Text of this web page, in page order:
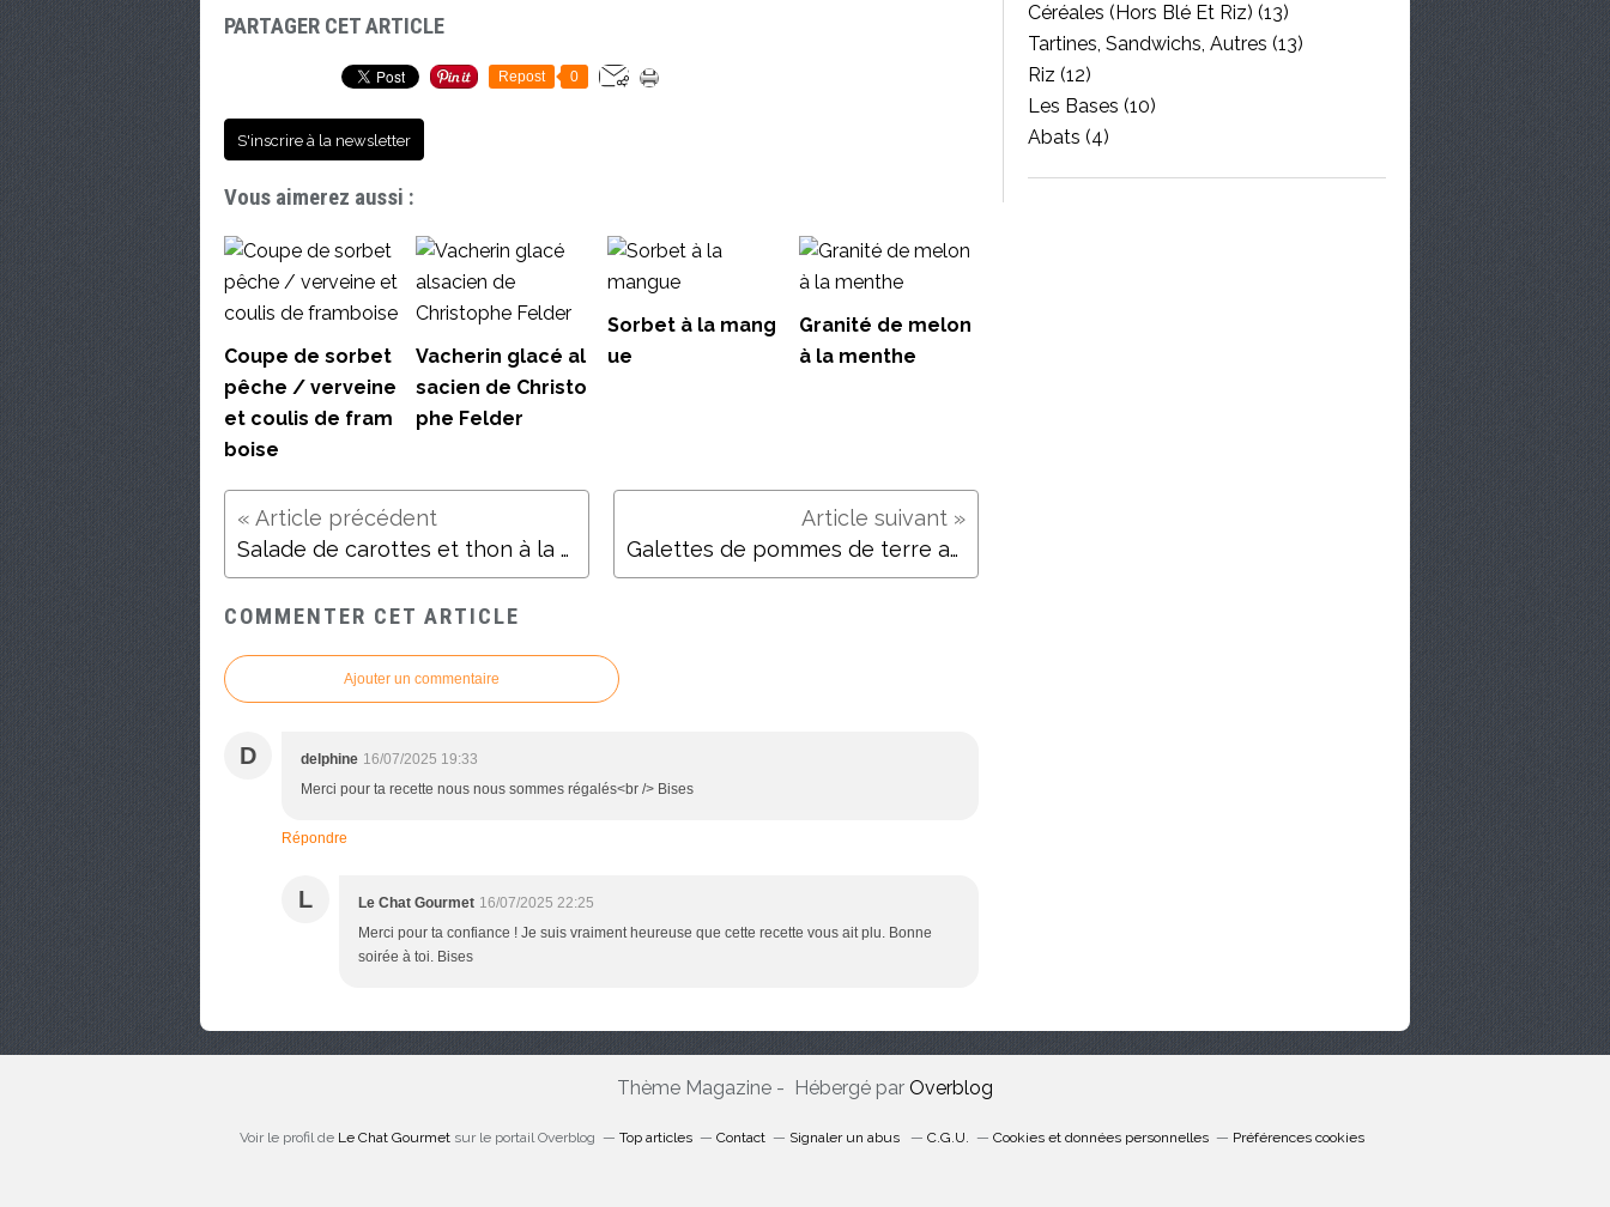
PARTAGER CET ARTICLE
Repost 0
S'inscrire à la newsletter
Vous aimerez aussi :
Coupe de sorbet
pêche / verveine
et coulis de fram
boise
Vacherin glacé al
sacien de Christo
phe Felder
Sorbet à la mang
ue
Granité de melon
à la menthe
Salade de carottes et thon à la tunisienne Galettes de pommes de terre au poisson
COMMENTER CET ARTICLE
Ajouter un commentaire
D delphine 16/07/2025 19:33
Merci pour ta recette nous nous sommes régalés<br /> Bises
Répondre
L Le Chat Gourmet 16/07/2025 22:25
Merci pour ta confiance ! Je suis vraiment heureuse que cette recette vous ait plu. Bonne
soirée à toi. Bises
Céréales (hors Blé Et Riz) (13)
Tartines, Sandwichs, Autres (13)
Riz (12)
Les Bases (10)
Abats (4)
Thème Magazine - Hébergé par Overblog
Voir le profil de Le Chat Gourmetsur le portail Overblog Top articles Contact Signaler un abus C.G.U. Cookies et données personnelles Préférences cookies